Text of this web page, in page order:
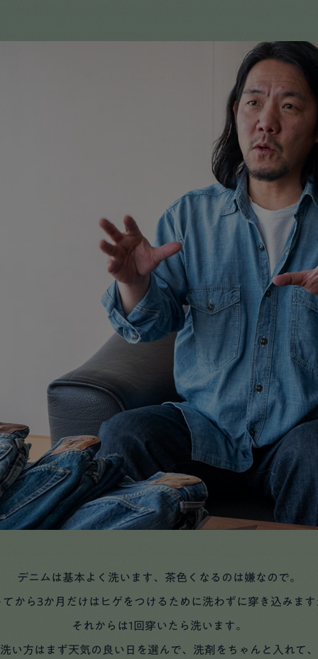
デニムは基本よく洗います、茶色くなるのは嫌なので。
てから3か月だけはヒゲをつけるために洗わずに穿き込みます
それからは1回穿いたら洗います。
洗い方はまず天気の良い日を選んで、洗剤をちゃんと入れて、